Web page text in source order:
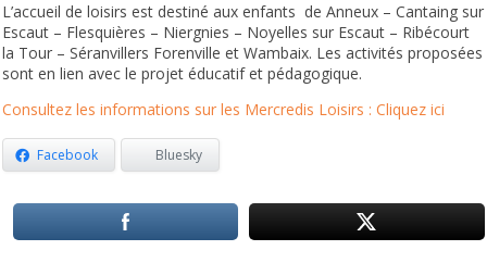
L’accueil de loisirs est destiné aux enfants de Anneux – Cantaing sur
Escaut – Flesquières – Niergnies – Noyelles sur Escaut – Ribécourt
la Tour – Séranvillers Forenville et Wambaix. Les activités proposées
sont en lien avec le projet éducatif et pédagogique.
Consultez les informations sur les Mercredis Loisirs : Cliquez ici
Facebook Bluesky